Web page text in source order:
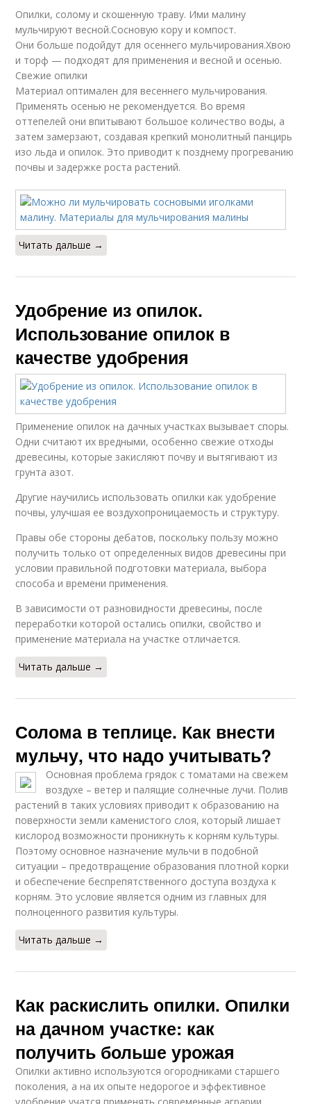
Опилки, солому и скошенную траву. Ими малину
мульчируют весной.Сосновую кору и компост.
Они больше подойдут для осеннего мульчирования.Хвою
и торф — подходят для применения и весной и осенью.
Свежие опилки
Материал оптимален для весеннего мульчирования.
Применять осенью не рекомендуется. Во время
оттепелей они впитывают большое количество воды, а
затем замерзают, создавая крепкий монолитный панцирь
изо льда и опилок. Это приводит к позднему прогреванию
почвы и задержке роста растений.
Читать дальше →
Удобрение из опилок.
Использование опилок в
качестве удобрения
Применение опилок на дачных участках вызывает споры.
Одни считают их вредными, особенно свежие отходы
древесины, которые закисляют почву и вытягивают из
грунта азот.
Другие научились использовать опилки как удобрение
почвы, улучшая ее воздухопроницаемость и структуру.
Правы обе стороны дебатов, поскольку пользу можно
получить только от определенных видов древесины при
условии правильной подготовки материала, выбора
способа и времени применения.
В зависимости от разновидности древесины, после
переработки которой остались опилки, свойство и
применение материала на участке отличается.
Читать дальше →
Солома в теплице. Как внести
мульчу, что надо учитывать?
Основная проблема грядок с томатами на свежем
воздухе – ветер и палящие солнечные лучи. Полив
растений в таких условиях приводит к образованию на
поверхности земли каменистого слоя, который лишает
кислород возможности проникнуть к корням культуры.
Поэтому основное назначение мульчи в подобной
ситуации – предотвращение образования плотной корки
и обеспечение беспрепятственного доступа воздуха к
корням. Это условие является одним из главных для
полноценного развития культуры.
Читать дальше →
Как раскислить опилки. Опилки
на дачном участке: как
получить больше урожая
Опилки активно используются огородниками старшего
поколения, а на их опыте недорогое и эффективное